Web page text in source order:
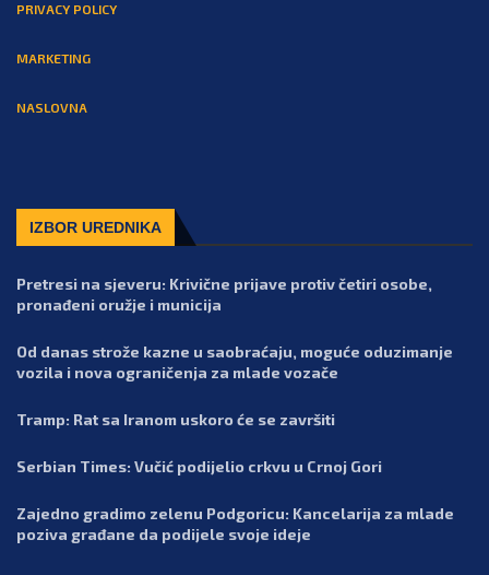
PRIVACY POLICY
MARKETING
NASLOVNA
IZBOR UREDNIKA
Pretresi na sjeveru: Krivične prijave protiv četiri osobe,
pronađeni oružje i municija
Od danas strože kazne u saobraćaju, moguće oduzimanje
vozila i nova ograničenja za mlade vozače
Tramp: Rat sa Iranom uskoro će se završiti
Serbian Times: Vučić podijelio crkvu u Crnoj Gori
Zajedno gradimo zelenu Podgoricu: Kancelarija za mlade
poziva građane da podijele svoje ideje